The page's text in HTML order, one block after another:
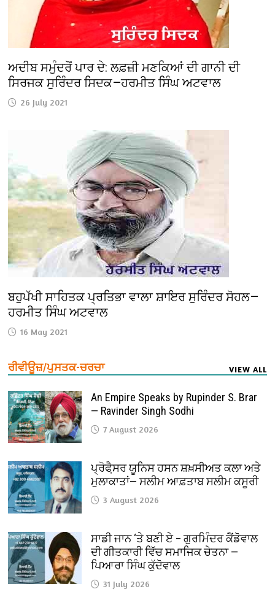
ਅਦੀਬ ਸਮੁੰਦਰੋਂ ਪਾਰ ਦੇ: ਲਫ਼ਜ਼ੀ ਮਣਕਿਆਂ ਦੀ ਗਾਨੀ ਦੀ
ਸਿਰਜਕ ਸੁਰਿੰਦਰ ਸਿਦਕ—ਹਰਮੀਤ ਸਿੰਘ ਅਟਵਾਲ
26 July 2021
ਬਹੁਪੱਖੀ ਸਾਹਿਤਕ ਪ੍ਰਤਿਭਾ ਵਾਲਾ ਸ਼ਾਇਰ ਸੁਰਿੰਦਰ ਸੋਹਲ—
ਹਰਮੀਤ ਸਿੰਘ ਅਟਵਾਲ
16 May 2021
ਰੀਵੀਊਜ਼/ਪੁਸਤਕ-ਚਰਚਾ VIEW ALL
An Empire Speaks by Rupinder S. Brar
— Ravinder Singh Sodhi
7 August 2026
ਪ੍ਰੋਫੈ਼ਸਰ ਯੂਨਿਸ ਹਸਨ ਸ਼ਖ਼ਸੀਅਤ ਕਲਾ ਅਤੇ
ਮੁਲਾਕਾਤਾਂ— ਸਲੀਮ ਆਫ਼ਤਾਬ ਸਲੀਮ ਕਸੂਰੀ
3 August 2026
ਸਾਡੀ ਜਾਨ ‘ਤੇ ਬਣੀ ਏ – ਗੁਰਮਿੰਦਰ ਕੈਂਡੋਵਾਲ
ਦੀ ਗੀਤਕਾਰੀ ਵਿੱਚ ਸਮਾਜਿਕ ਚੇਤਨਾ —
ਪਿਆਰਾ ਸਿੰਘ ਕੁੱਦੋਵਾਲ
31 July 2026